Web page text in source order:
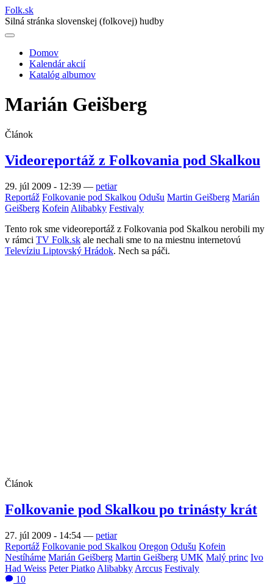
Folk.sk
Silná stránka slovenskej (folkovej) hudby
Main
navigation
Domov
Kalendár akcií
Katalóg albumov
Marián Geišberg
Článok
Videoreportáž z Folkovania pod Skalkou
29. júl 2009 - 12:39 — petiar
Reportáž Folkovanie pod Skalkou Odušu Martin Geišberg Marián
Geišberg Kofein Alibabky Festivaly
Tento rok sme videoreportáž z Folkovania pod Skalkou nerobili my
v rámci TV Folk.sk ale nechali sme to na miestnu internetovú
Televíziu Liptovský Hrádok. Nech sa páči.
Článok
Folkovanie pod Skalkou po trinásty krát
27. júl 2009 - 14:54 — petiar
Reportáž Folkovanie pod Skalkou Oregon Odušu Kofein
Nestíháme Marián Geišberg Martin Geišberg UMK Malý princ Ivo
Had Weiss Peter Piatko Alibabky Arccus Festivaly
10